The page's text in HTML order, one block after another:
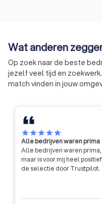
door het European
Coaching Council |
is licentiehouder van
kwaliteitskeurmerken.
Wat anderen
Op zoek naar de beste
jezelf veel tijd en
match vinden in jouw
starstarstarstarstar
Alle bedrijven waren prima
Alle bedrijven waren
maar is voor mij heel
de selectie door Trustpilot.